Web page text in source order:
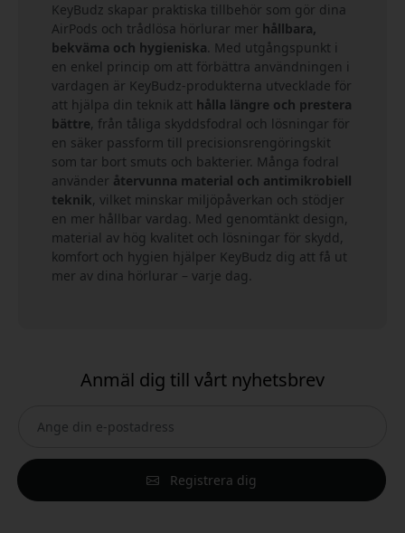
KeyBudz skapar praktiska tillbehör som gör dina
AirPods och trådlösa hörlurar mer hållbara,
bekväma och hygieniska. Med utgångspunkt i
en enkel princip om att förbättra användningen i
vardagen är KeyBudz-produkterna utvecklade för
att hjälpa din teknik att hålla längre och prestera
bättre, från tåliga skyddsfodral och lösningar för
en säker passform till precisionsrengöringskit
som tar bort smuts och bakterier. Många fodral
använder återvunna material och antimikrobiell
teknik, vilket minskar miljöpåverkan och stödjer
en mer hållbar vardag. Med genomtänkt design,
material av hög kvalitet och lösningar för skydd,
komfort och hygien hjälper KeyBudz dig att få ut
mer av dina hörlurar – varje dag.
Anmäl dig till vårt nyhetsbrev
Registrera dig